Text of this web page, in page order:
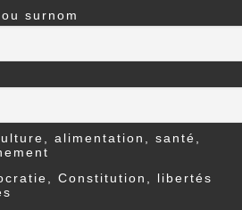
surnom
alimentation, santé,
Constitution, libertés